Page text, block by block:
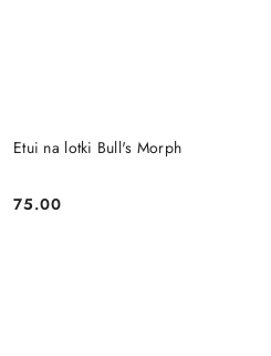
Etui na lotki Bull's Morph
Cena:
75.00